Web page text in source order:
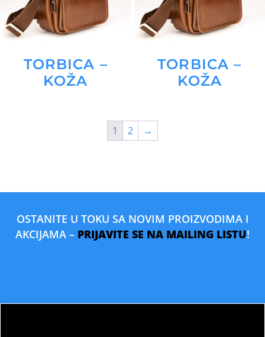
TORBICA –
KOŽA
TORBICA –
KOŽA
1 2 →
OSTANITE U TOKU SA NOVIM PROIZVODIMA I
AKCIJAMA – PRIJAVITE SE NA MAILING LISTU!